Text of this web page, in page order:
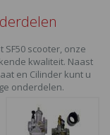
scooter, onze
kwaliteit. Naast
en Cilinder kunt u
onderdelen.